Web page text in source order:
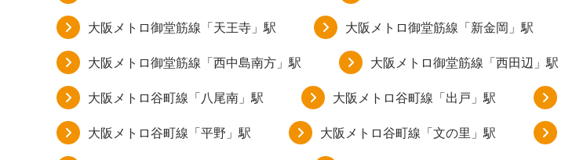
大阪メトロ御堂筋線「天王寺」駅 大阪メトロ御堂筋線「新金岡」駅
大阪メトロ御堂筋線「西中島南方」駅 大阪メトロ御堂筋線「西田辺」駅
大阪メトロ谷町線「八尾南」駅 大阪メトロ谷町線「出戸」駅
大阪メトロ谷町線「平野」駅 大阪メトロ谷町線「文の里」駅